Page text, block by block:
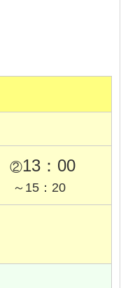
②13：00
～15：20